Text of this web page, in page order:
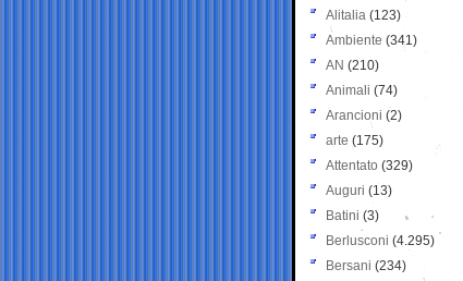
Alitalia (123)
Ambiente (341)
AN (210)
Animali (74)
Arancioni (2)
arte (175)
Attentato (329)
Auguri (13)
Batini (3)
Berlusconi (4.295)
Bersani (234)